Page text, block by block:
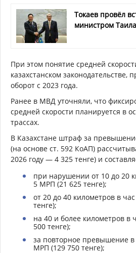
Токаев провёл
министром
При этом понятие средней
казахстанском законодательстве,
оборот с 2023 года.
Ранее в МВД уточняли, что
средней скорости планируется в
трассах.
В Казахстане штраф за
(на основе ст. 592 КоАП)
2026 году — 4 325 тенге) и
при нарушении от 10 до 20
5 МРП (21 625 тенге);
от 20 до 40 километров в
тенге);
на 40 и более километров
500 тенге);
за повторное превышение
МРП (129 750 тенге);